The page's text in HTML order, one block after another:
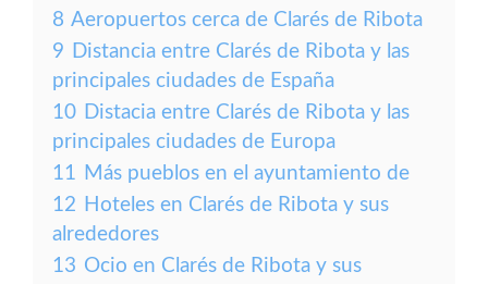
8 Aeropuertos cerca de Clarés de Ribota
9 Distancia entre Clarés de Ribota y las
principales ciudades de España
10 Distacia entre Clarés de Ribota y las
principales ciudades de Europa
11 Más pueblos en el ayuntamiento de
12 Hoteles en Clarés de Ribota y sus
alrededores
13 Ocio en Clarés de Ribota y sus